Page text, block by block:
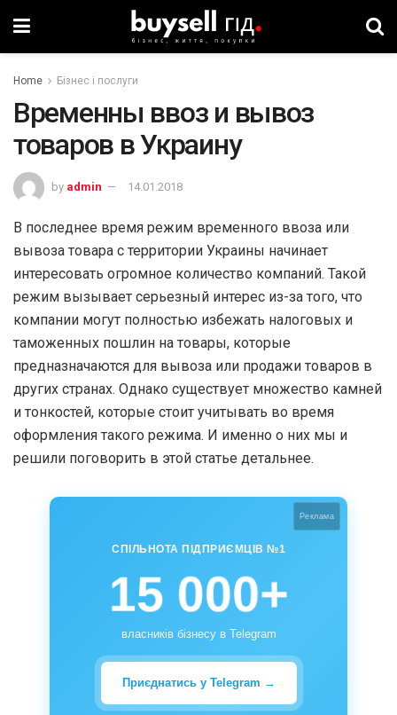
Home Бізнес і послуги
Временны ввоз и вывоз
товаров в Украину
by admin 14.01.2018
В последнее время режим временного ввоза или
вывоза товара с территории Украины начинает
интересовать огромное количество компаний. Такой
режим вызывает серьезный интерес из-за того, что
компании могут полностью избежать налоговых и
таможенных пошлин на товары, которые
предназначаются для вывоза или продажи товаров в
других странах. Однако существует множество камней
и тонкостей, которые стоит учитывать во время
оформления такого режима. И именно о них мы и
решили поговорить в этой статье детальнее.
Реклама
СПІЛЬНОТА ПІДПРИЄМЦІВ №1
15 000+
власників бізнесу в Telegram
Приєднатись у Telegram →